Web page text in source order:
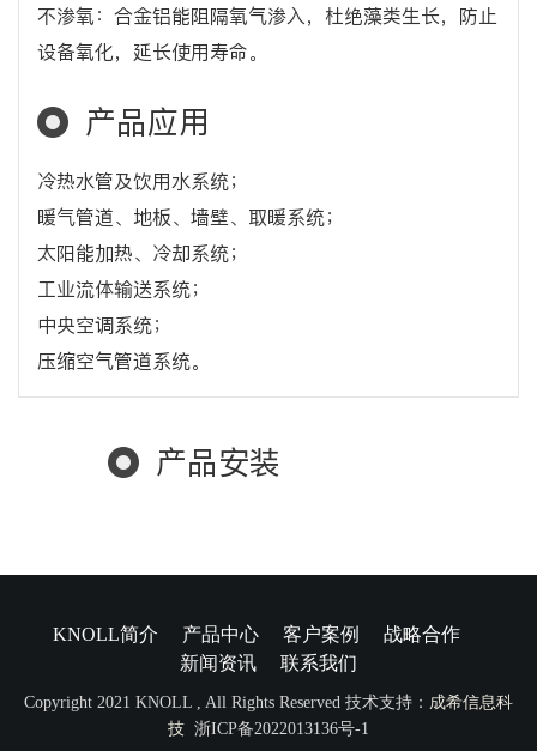
不渗氧：合金铝能阻隔氧气渗入，杜绝藻类生长，防止
设备氧化，延长使用寿命。
产品应用
冷热水管及饮用水系统；
暖气管道、地板、墙壁、取暖系统；
太阳能加热、冷却系统；
工业流体输送系统；
中央空调系统；
压缩空气管道系统。
产品安装
KNOLL简介 产品中心 客户案例
战略合作
新闻资讯
联系我们
Copyright 2021 KNOLL , All Rights Reserved 技术支持： 成希信息科
技 浙ICP备2022013136号-1